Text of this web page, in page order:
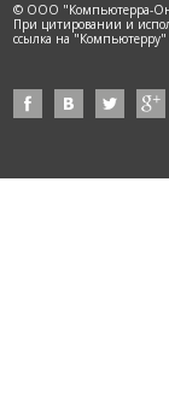
© ООО "Компьютерра-
При цитировании и
ссылка на "Компьютерру"